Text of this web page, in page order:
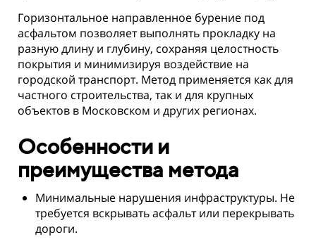
Горизонтальное направленное бурение под
асфальтом позволяет выполнять прокладку на
разную длину и глубину, сохраняя целостность
покрытия и минимизируя воздействие на
городской транспорт. Метод применяется как для
частного строительства, так и для крупных
объектов в Московском и других регионах.
Особенности и
преимущества метода
Минимальные нарушения инфраструктуры. Не
требуется вскрывать асфальт или перекрывать
дороги.